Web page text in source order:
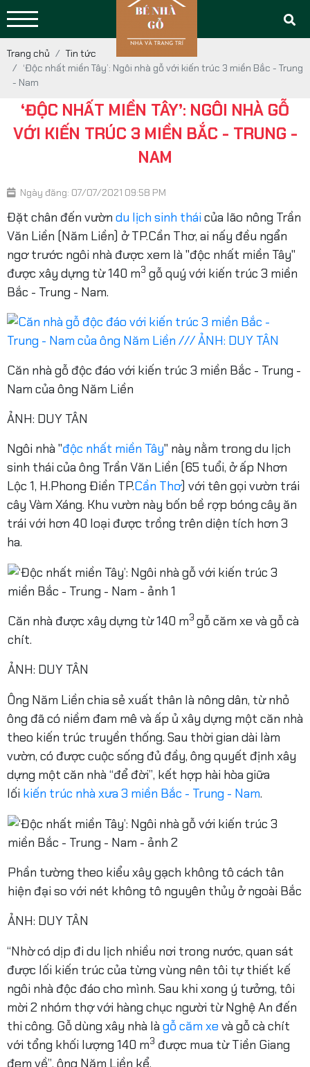
Trang chủ
Tin tức
‘Độc nhất miền Tây’: Ngôi nhà gỗ với kiến trúc 3 miền Bắc - Trung
- Nam
‘ĐỘC NHẤT MIỀN TÂY’: NGÔI NHÀ GỖ
VỚI KIẾN TRÚC 3 MIỀN BẮC - TRUNG -
NAM
Ngày đăng: 07/07/2021 09:58 PM
Đặt chân đến vườn du lịch sinh thái của lão nông Trần
Văn Liền (Năm Liền) ở TP.Cần Thơ, ai nấy đều ngẩn
ngơ trước ngôi nhà được xem là "độc nhất miền Tây"
được xây dựng từ 140 m3 gỗ quý với kiến trúc 3 miền
Bắc - Trung - Nam.
Căn nhà gỗ độc đáo với kiến trúc 3 miền Bắc - Trung -
Nam của ông Năm Liền
ẢNH: DUY TÂN
Ngôi nhà "độc nhất miền Tây" này nằm trong du lịch
sinh thái của ông Trần Văn Liền (65 tuổi, ở ấp Nhơn
Lộc 1, H.Phong Điền TP.Cần Thơ) với tên gọi vườn trái
cây Vàm Xáng. Khu vườn này bốn bề rợp bóng cây ăn
trái với hơn 40 loại được trồng trên diện tích hơn 3
ha.
Căn nhà được xây dựng từ 140 m3 gỗ căm xe và gỗ cà
chít.
ẢNH: DUY TÂN
Ông Năm Liền chia sẻ xuất thân là nông dân, từ nhỏ
ông đã có niềm đam mê và ấp ủ xây dựng một căn nhà
theo kiến trúc truyền thống. Sau thời gian dài làm
vườn, có được cuộc sống đủ đầy, ông quyết định xây
dựng một căn nhà “để đời”, kết hợp hài hòa giữa
lối kiến trúc nhà xưa 3 miền Bắc - Trung - Nam.
Phần tường theo kiểu xây gạch không tô cách tân
hiện đại so với nét không tô nguyên thủy ở ngoài Bắc
ẢNH: DUY TÂN
“Nhờ có dịp đi du lịch nhiều nơi trong nước, quan sát
được lối kiến trúc của từng vùng nên tôi tự thiết kế
ngôi nhà độc đáo cho mình. Sau khi xong ý tưởng, tôi
mời 2 nhóm thợ với hàng chục người từ Nghệ An đến
thi công. Gỗ dùng xây nhà là gỗ căm xe và gỗ cà chít
với tổng khối lượng 140 m3 được mua từ Tiền Giang
đem về”, ông Năm Liền kể.